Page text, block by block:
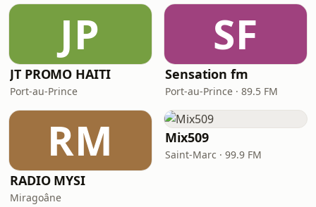
JP
JT PROMO HAITI
Port-au-Prince
SF
Sensation fm
Port-au-Prince · 89.5 FM
RM
RADIO MYSI
Miragoâne
Mix509
Saint-Marc · 99.9 FM